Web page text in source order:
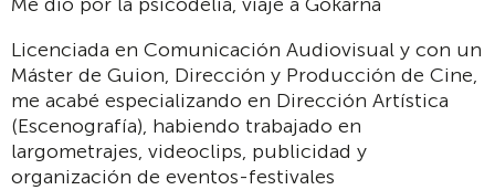
Licenciada en Comunicación Audiovisual y con un
Máster de Guion, Dirección y Producción de Cine,
me acabé especializando en Dirección Artística
(Escenografía), habiendo trabajado en
largometrajes, videoclips, publicidad y
organización de eventos-festivales